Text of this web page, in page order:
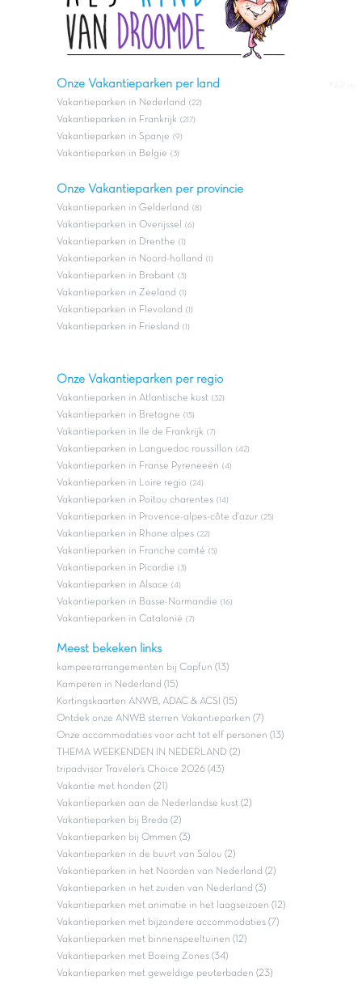
Onze Vakantieparken per land
Vakantieparken in Nederland (22)
Vakantieparken in Frankrijk (217)
Vakantieparken in Spanje (9)
Vakantieparken in Belgie (3)
Onze Vakantieparken per provincie
Vakantieparken in Gelderland (8)
Vakantieparken in Overijssel (6)
Vakantieparken in Drenthe (1)
Vakantieparken in Noord-holland (1)
Vakantieparken in Brabant (3)
Vakantieparken in Zeeland (1)
Vakantieparken in Flevoland (1)
Vakantieparken in Friesland (1)
Onze Vakantieparken per regio
Vakantieparken in Atlantische kust (32)
Vakantieparken in Bretagne (15)
Vakantieparken in Ile de Frankrijk (7)
Vakantieparken in Languedoc roussillon (42)
Vakantieparken in Franse Pyreneeën (4)
Vakantieparken in Loire regio (24)
Vakantieparken in Poitou charentes (14)
Vakantieparken in Provence-alpes-côte d'azur (25)
Vakantieparken in Rhone alpes (22)
Vakantieparken in Franche comté (5)
Vakantieparken in Picardie (3)
Vakantieparken in Alsace (4)
Vakantieparken in Basse-Normandie (16)
Vakantieparken in Catalonië (7)
Meest bekeken links
kampeerarrangementen bij Capfun (13)
Kamperen in Nederland (15)
Kortingskaarten ANWB, ADAC & ACSI (15)
Ontdek onze ANWB sterren Vakantieparken (7)
Onze accommodaties voor acht tot elf personen (13)
THEMA WEEKENDEN IN NEDERLAND (2)
tripadvisor Traveler’s Choice 2026 (43)
Vakantie met honden (21)
Vakantieparken aan de Nederlandse kust (2)
Vakantieparken bij Breda (2)
Vakantieparken bij Ommen (3)
Vakantieparken in de buurt van Salou (2)
Vakantieparken in het Noorden van Nederland (2)
Vakantieparken in het zuiden van Nederland (3)
Vakantieparken met animatie in het laagseizoen (12)
Vakantieparken met bijzondere accommodaties (7)
Vakantieparken met binnenspeeltuinen (12)
Vakantieparken met Boeing Zones (34)
Vakantieparken met geweldige peuterbaden (23)